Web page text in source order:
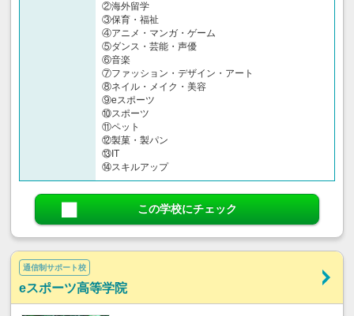
②海外留学
③保育・福祉
④アニメ・マンガ・ゲーム
⑤ダンス・芸能・声優
⑥音楽
⑦ファッション・デザイン・アート
⑧ネイル・メイク・美容
⑨eスポーツ
⑩スポーツ
⑪ペット
⑫製菓・製パン
⑬IT
⑭スキルアップ
この学校にチェック
通信制サポート校
eスポーツ高等学院